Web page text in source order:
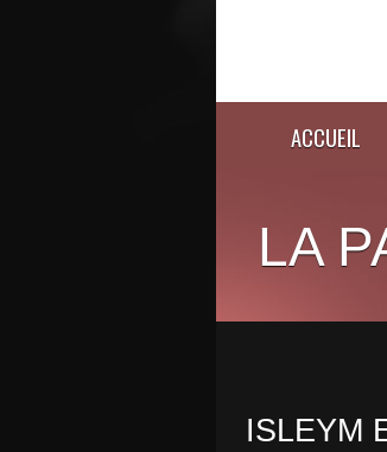
ACCUEIL
LA
ISLEYM